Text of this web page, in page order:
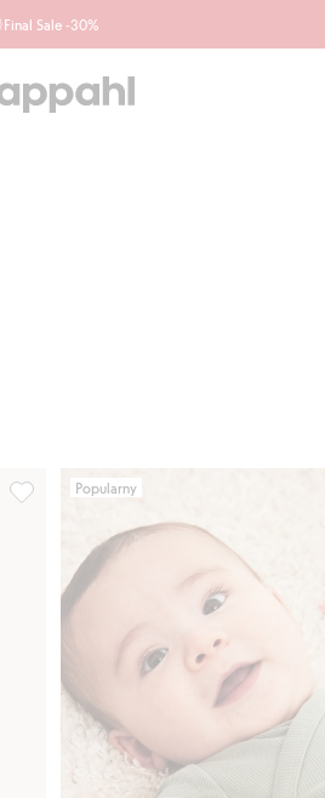
Final Sale -30%
outlet do 10.8 w sklepach Kappahl i
Ofert nie łączymy
do listy ulubione
Prążkowane body z krótkimi
Popularny